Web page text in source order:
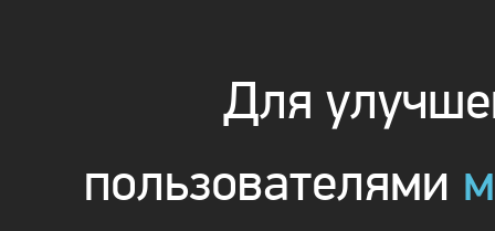
Для
пользователями